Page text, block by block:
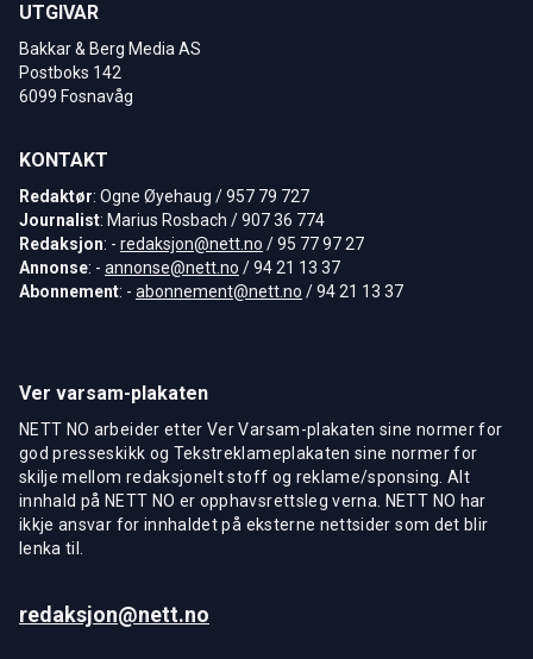
UTGIVAR
Bakkar & Berg Media AS
Postboks 142
6099 Fosnavåg
KONTAKT
Redaktør: Ogne Øyehaug / 957 79 727
Journalist: Marius Rosbach / 907 36 774
Redaksjon: - redaksjon@nett.no / 95 77 97 27
Annonse: - annonse@nett.no / 94 21 13 37
Abonnement: - abonnement@nett.no / 94 21 13 37
Ver varsam-plakaten
NETT NO arbeider etter Ver Varsam-plakaten sine normer for
god presseskikk og Tekstreklameplakaten sine normer for
skilje mellom redaksjonelt stoff og reklame/sponsing. Alt
innhald på NETT NO er opphavsrettsleg verna. NETT NO har
ikkje ansvar for innhaldet på eksterne nettsider som det blir
lenka til.
redaksjon@nett.no